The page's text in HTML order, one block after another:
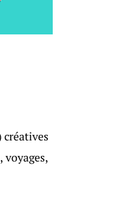
créatives
voyages,